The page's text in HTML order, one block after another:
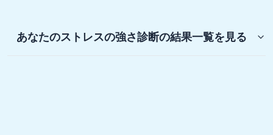
あなたのストレスの強さ診断の結果一覧を見る